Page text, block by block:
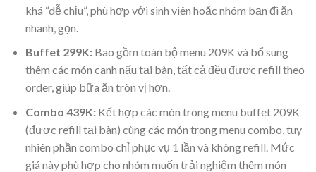
khá “dễ chịu”, phù hợp với sinh viên hoặc nhóm bạn đi ăn
nhanh, gọn.
Buffet 299K:Bao gồm toàn bộ menu 209K và bổ sung
thêm các món canh nấu tại bàn, tất cả đều được refill theo
order, giúp bữa ăn tròn vị hơn.
Combo 439K:Kết hợp các món trong menu buffet 209K
(được refill tại bàn) cùng các món trong menu combo, tuy
nhiên phần combo chỉ phục vụ 1 lần và không refill. Mức
giá này phù hợp cho nhóm muốn trải nghiệm thêm món